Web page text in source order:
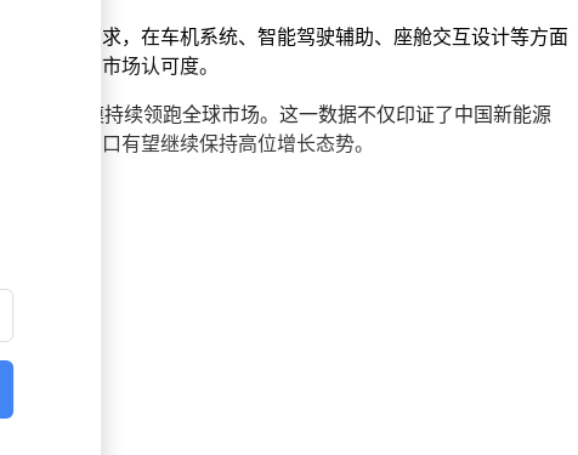
外用户需求，在车机系统、智能驾驶辅助、座舱交互设计等方面
术壁垒与市场认可度。
辆的规模持续领跑全球市场。这一数据不仅印证了中国新能源
国汽车出口有望继续保持高位增长态势。